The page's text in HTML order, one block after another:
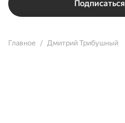
Подписаться
Главное Дмитрий Трибушный